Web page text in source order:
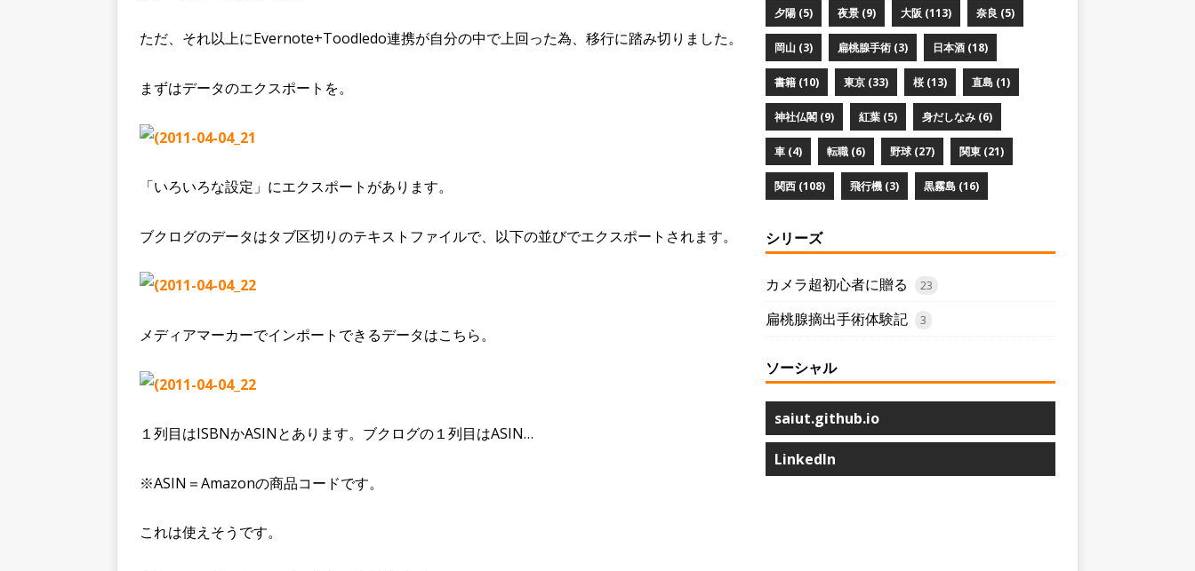
ただ、それ以上にEvernote+Toodledo連携が自分の中で上回った為、移行に踏み切りました。
まずはデータのエクスポートを。
「いろいろな設定」にエクスポートがあります。
ブクログのデータはタブ区切りのテキストファイルで、以下の並びでエクスポートされます。
メディアマーカーでインポートできるデータはこちら。
１列目はISBNかASINとあります。ブクログの１列目はASIN…
※ASIN＝Amazonの商品コードです。
これは使えそうです。
夕陽 (5) 夜景 (9) 大阪 (113) 奈良 (5)
岡山 (3) 扁桃腺手術 (3) 日本酒 (18)
書籍 (10) 東京 (33) 桜 (13) 直島 (1)
神社仏閣 (9) 紅葉 (5) 身だしなみ (6)
車 (4) 転職 (6) 野球 (27) 関東 (21)
関西 (108) 飛行機 (3) 黒霧島 (16)
シリーズ
カメラ超初心者に贈る 23
扁桃腺摘出手術体験記 3
ソーシャル
saiut.github.io
LinkedIn